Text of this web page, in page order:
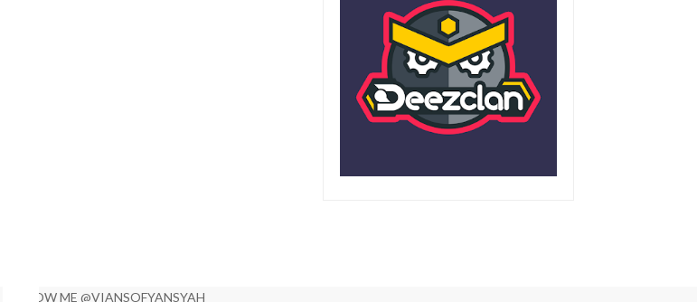
FOLLOW ME @VIANSOFYANSYAH